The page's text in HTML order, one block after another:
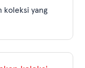
koleksi yang